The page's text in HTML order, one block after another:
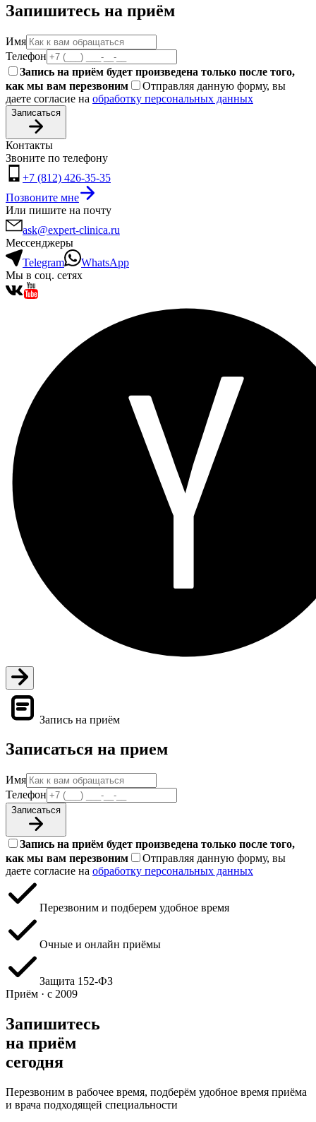
Запишитесь на приём
Имя
Телефон
Запись на приём будет произведена только после того,
как мы вам перезвоним
Отправляя данную форму, вы
даете согласие на обработку персональных данных
Записаться
Контакты
Звоните по телефону
+7 (812) 426-35-35
Позвоните мне
Или пишите на почту
ask@expert-clinica.ru
Мессенджеры
Telegram
WhatsApp
Мы в соц. сетях
Запись на приём
Записаться на прием
Имя
Телефон
Записаться
Запись на приём будет произведена только после того,
как мы вам перезвоним
Отправляя данную форму, вы
даете согласие на обработку персональных данных
Перезвоним и подберем удобное время
Очные и онлайн приёмы
Защита 152‑ФЗ
Приём · с 2009
Запишитесь
на приём
сегодня
Перезвоним в рабочее время, подберём удобное время приёма
и врача подходящей специальности